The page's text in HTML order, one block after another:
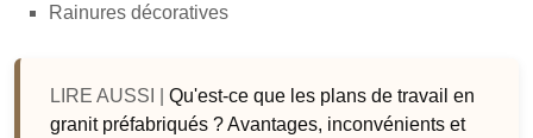
Rainures décoratives
LIRE AUSSI |Qu'est-ce que les plans de travail en
granit préfabriqués ? Avantages, inconvénients et